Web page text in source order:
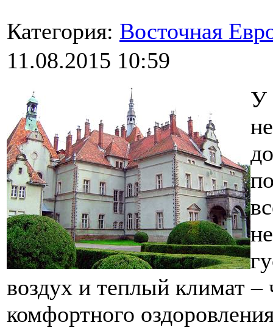
Категория: Восточная
11.08.2015 10:59
У
воздух и теплый климат
комфортного